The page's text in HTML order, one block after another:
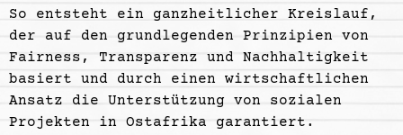
So entsteht ein ganzheitlicher Kreislauf,
der auf den grundlegenden Prinzipien von
Fairness, Transparenz und Nachhaltigkeit
basiert und durch einen wirtschaftlichen
Ansatz die Unterstützung von sozialen
Projekten in Ostafrika garantiert.